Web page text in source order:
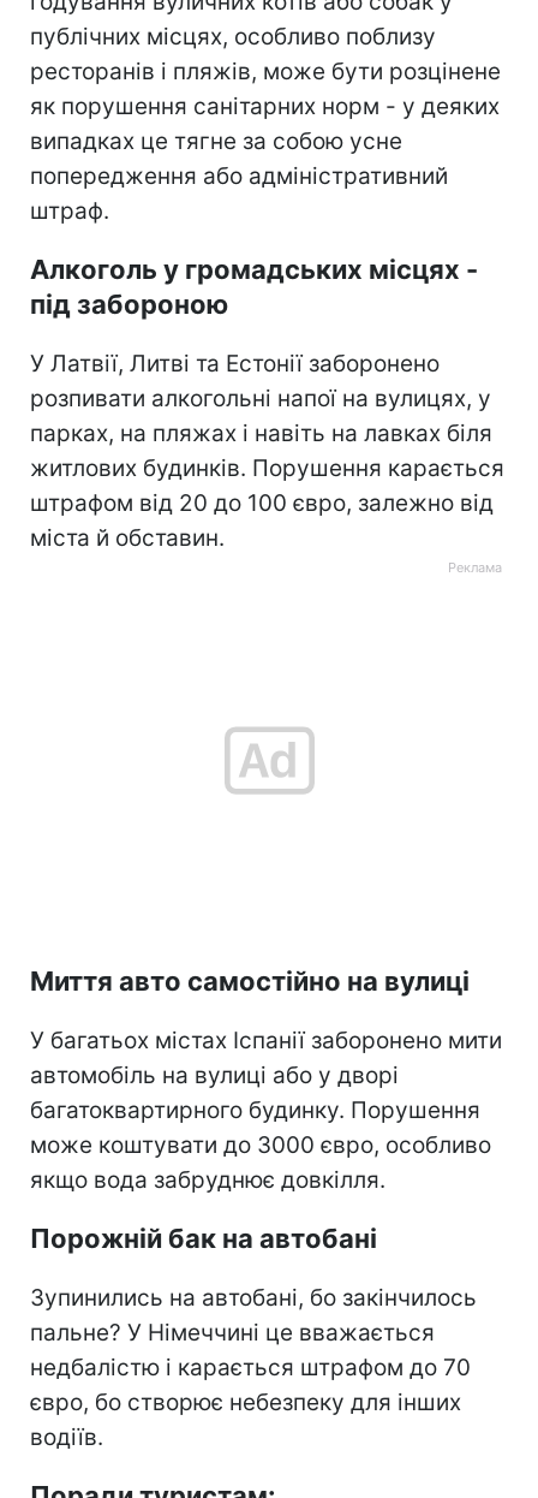
публічних місцях, особливо поблизу
ресторанів і пляжів, може бути розцінене
як порушення санітарних норм - у деяких
випадках це тягне за собою усне
попередження або адміністративний
штраф.
Алкоголь у громадських місцях -
під забороною
У Латвії, Литві та Естонії заборонено
розпивати алкогольні напої на вулицях, у
парках, на пляжах і навіть на лавках біля
житлових будинків. Порушення карається
штрафом від 20 до 100 євро, залежно від
міста й обставин.
Миття авто самостійно на вулиці
У багатьох містах Іспанії заборонено мити
автомобіль на вулиці або у дворі
багатоквартирного будинку. Порушення
може коштувати до 3000 євро, особливо
якщо вода забруднює довкілля.
Порожній бак на автобані
Зупинились на автобані, бо закінчилось
пальне? У Німеччині це вважається
недбалістю і карається штрафом до 70
євро, бо створює небезпеку для інших
водіїв.